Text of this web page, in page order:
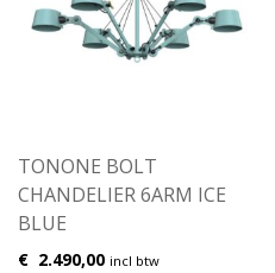
TONONE BOLT
CHANDELIER 6ARM ICE
BLUE
€ 2.490,00 incl btw